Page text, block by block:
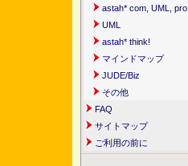
astah* com, UML, pro
UML
astah* think!
マインドマップ
JUDE/Biz
その他
FAQ
サイトマップ
ご利用の前に